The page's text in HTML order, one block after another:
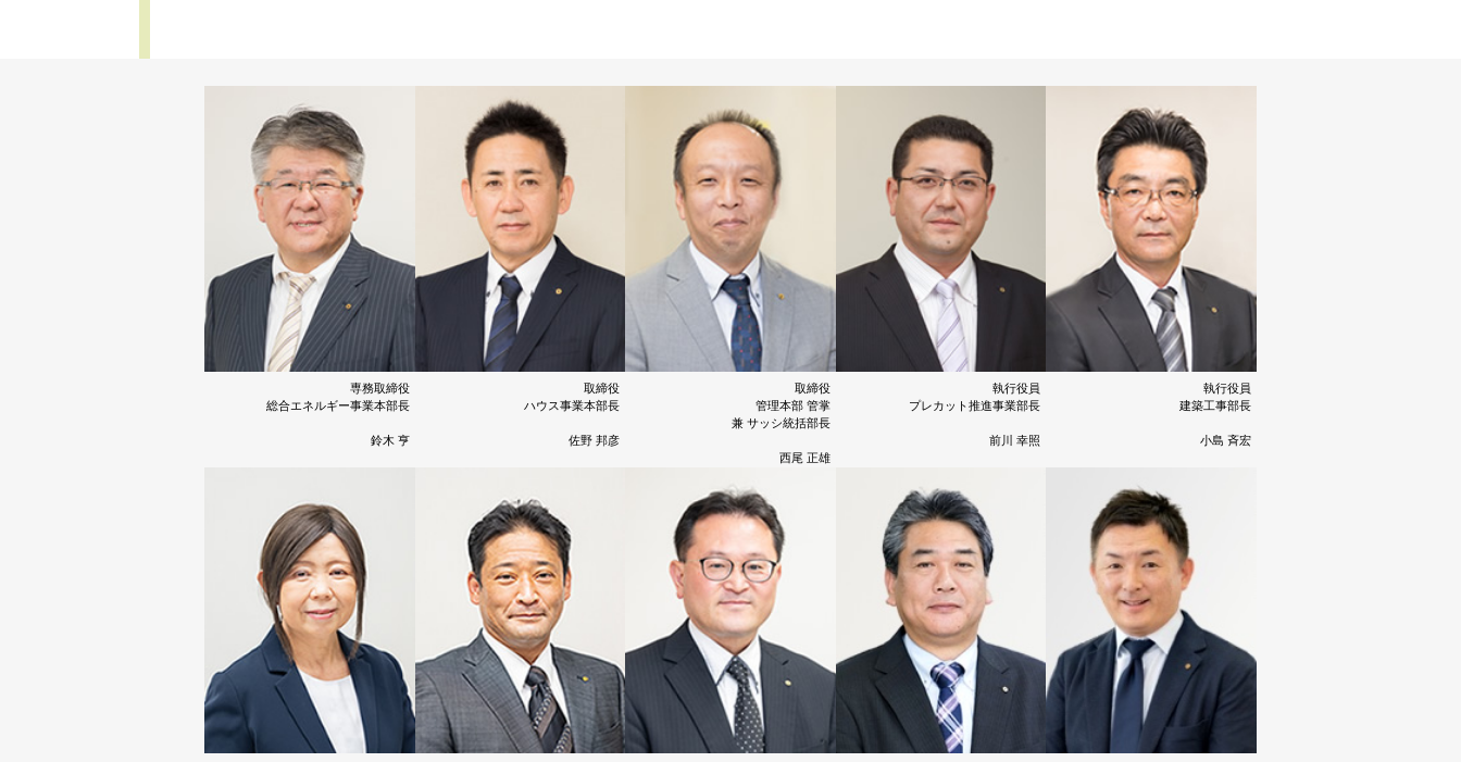
専務取締役
総合エネルギー事業本部長
鈴木 亨
取締役
ハウス事業本部長
佐野 邦彦
取締役
管理本部 管掌
兼 サッシ統括部長
西尾 正雄
執行役員
プレカット推進事業部長
前川 幸照
執行役員
建築工事部長
小島 斉宏